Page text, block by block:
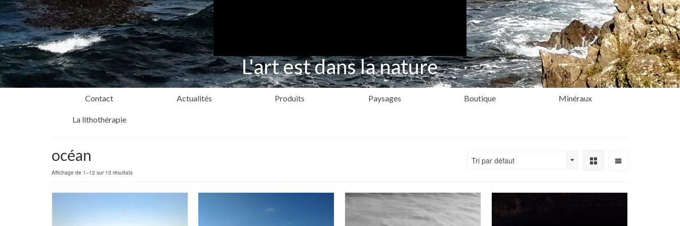
L'art est dans la nature
Contact Actualités Produits Paysages Boutique Minéraux
La lithothérapie
océan
Affichage de 1–12 sur 13 résultats
Tri par défaut